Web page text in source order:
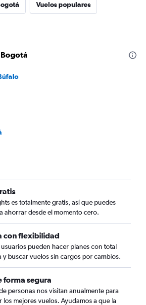
Vuelos populares
Bogotá
es totalmente gratis, así que puedes
ahorrar desde el momento cero.
con flexibilidad
pueden hacer planes con total
y buscar vuelos sin cargos por cambios.
forma segura
personas nos visitan anualmente para
los mejores vuelos. Ayudamos a que la